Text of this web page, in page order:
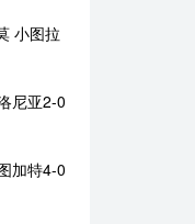
小图拉
尼亚2-0
加特4-0